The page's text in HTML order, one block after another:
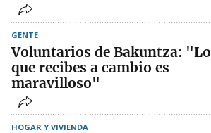
GENTE
Voluntarios de Bakuntza: "Lo
que recibes a cambio es
maravilloso"
HOGAR Y VIVIENDA